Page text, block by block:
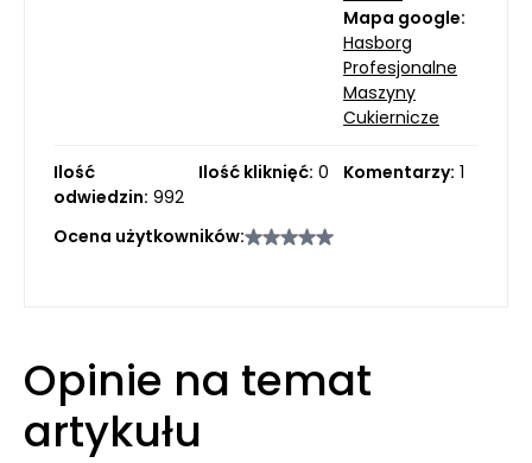
Mapa google:
Hasborg
Profesjonalne
Maszyny
Cukiernicze
Ilość
odwiedzin: 992
Ilość kliknięć: 0 Komentarzy: 1
Ocena użytkowników:
Opinie na temat
artykułu